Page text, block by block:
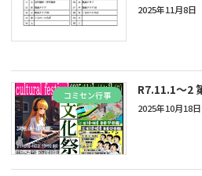
2025年11月8日
コミセン行事 R7.11.1～2
2025年10月18日